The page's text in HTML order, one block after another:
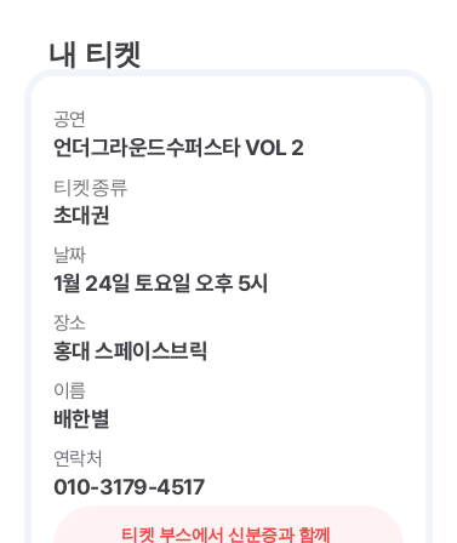
내 티켓
공연
언더그라운드수퍼스타 VOL 2
티켓종류
초대권
날짜
1월 24일 토요일 오후 5시
장소
홍대 스페이스브릭
이름
배한별
연락처
010-3179-4517
티켓 부스에서 신분증과 함께